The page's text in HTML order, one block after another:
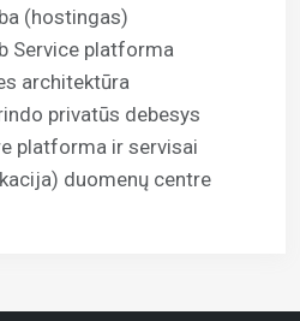
(hostingas)
Service platforma
architektūra
privatūs debesys
platforma ir servisai
duomenų centre